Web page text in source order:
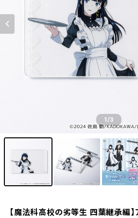
1/3
【魔法科高校の劣等生 四葉継承編】